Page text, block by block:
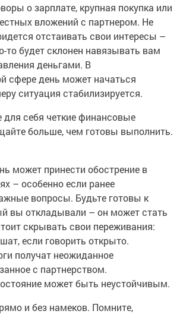
о зарплате, крупная покупка или
вложений с партнером. Не
отстаивать свои интересы –
то будет склонен навязывать вам
деньгами. В
сфере день может начаться
ситуация стабилизируется.
для себя четкие финансовые
больше, чем готовы выполнить.
может принести обострение в
– особенно если ранее
вопросы. Будьте готовы к
вы откладывали – он может стать
скрывать свои переживания:
если говорить открыто.
получат неожиданное
с партнерством.
может быть неустойчивым.
и без намеков. Помните,